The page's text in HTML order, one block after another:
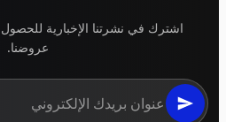
اشترك في نشرتنا الإخبارية للحصول
عروضنا.